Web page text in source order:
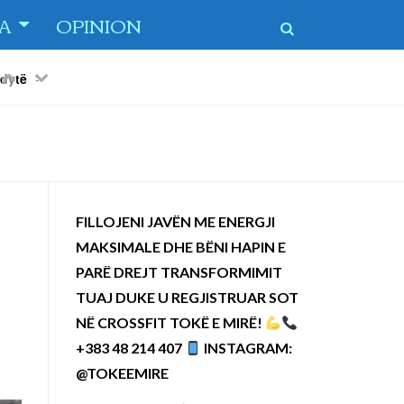
OPINION
-
PreviousNext
FILLOJENI JAVËN ME ENERGJI
MAKSIMALE DHE BËNI HAPIN E
PARË DREJT TRANSFORMIMIT
TUAJ DUKE U REGJISTRUAR SOT
NË CROSSFIT TOKË E MIRË!
+383 48 214 407
INSTAGRAM:
@TOKEEMIRE